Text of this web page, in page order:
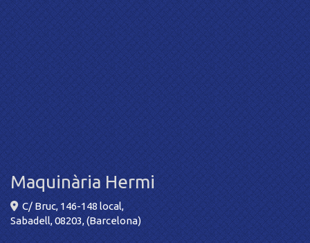
Maquinària Hermi
C/ Bruc, 146-148 local,
Sabadell,08203,(Barcelona)